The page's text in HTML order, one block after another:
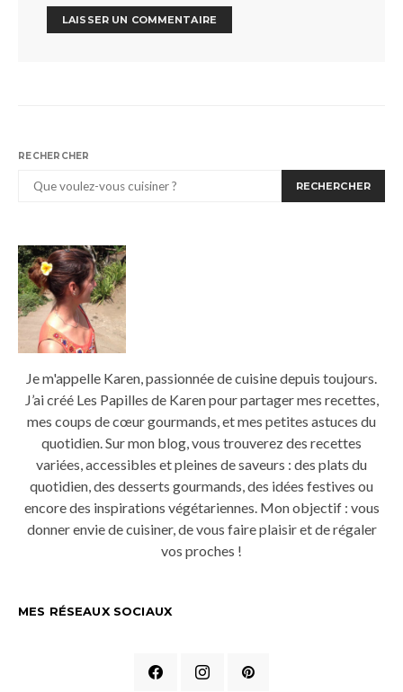
RECHERCHER
RECHERCHER
Je m'appelle Karen, passionnée de cuisine depuis toujours.
J’ai créé Les Papilles de Karen pour partager mes recettes,
mes coups de cœur gourmands, et mes petites astuces du
quotidien. Sur mon blog, vous trouverez des recettes
variées, accessibles et pleines de saveurs : des plats du
quotidien, des desserts gourmands, des idées festives ou
encore des inspirations végétariennes. Mon objectif : vous
donner envie de cuisiner, de vous faire plaisir et de régaler
vos proches !
MES RÉSEAUX SOCIAUX